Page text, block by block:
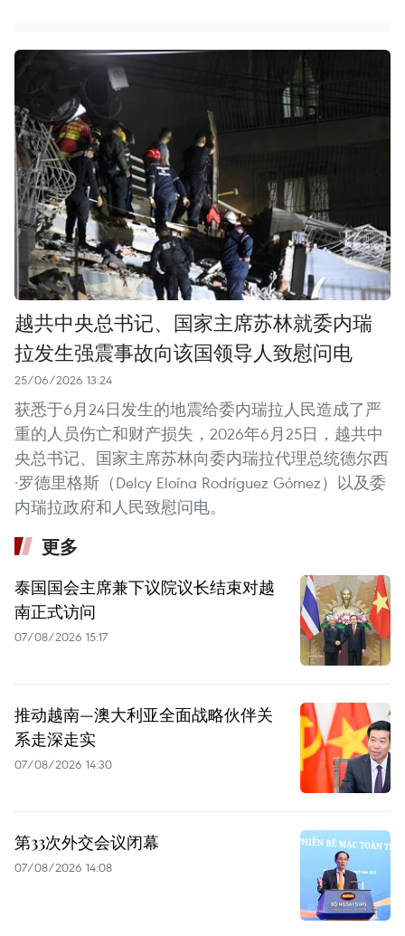
越共中央总书记、国家主席苏林就委内瑞
拉发生强震事故向该国领导人致慰问电
25/06/2026 13:24
获悉于6月24日发生的地震给委内瑞拉人民造成了严
重的人员伤亡和财产损失，2026年6月25日，越共中
央总书记、国家主席苏林向委内瑞拉代理总统德尔西
·罗德里格斯（Delcy Eloína Rodríguez Gómez）以及委
内瑞拉政府和人民致慰问电。
更多
泰国国会主席兼下议院议长结束对越
南正式访问
07/08/2026 15:17
推动越南—澳大利亚全面战略伙伴关
系走深走实
07/08/2026 14:30
第33次外交会议闭幕
07/08/2026 14:08